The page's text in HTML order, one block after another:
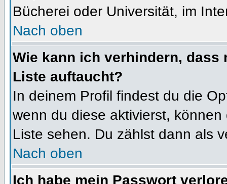
Bücherei oder Universität, im
Nach oben
Wie kann ich verhindern, dass
Liste auftaucht?
In deinem Profil findest du die
wenn du diese aktivierst,
Liste sehen. Du zählst dann als
Nach oben
Ich habe mein Passwort